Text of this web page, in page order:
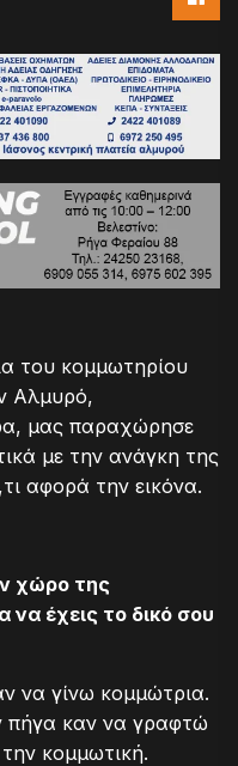
του κομμωτηρίου
Αλμυρό,
μας παραχώρησε
με την ανάγκη της
αφορά την εικόνα.
χώρο της
έχεις το δικό σου
να γίνω κομμώτρια.
πήγα καν να γραφτώ
κομμωτική.